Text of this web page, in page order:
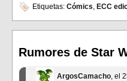
en
Facebook
(Se
ventana
nueva)
en
(Se
ventana
nueva)
Etiquetas: Cómics, ECC
Rumores de Star
ArgosCamacho, el